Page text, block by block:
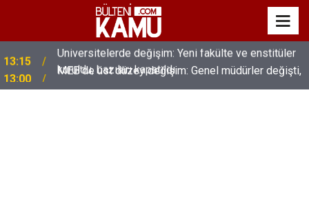
13:00
MEB’de üst düzey değişim: Genel müdürler değişti,
yeni isimler atandı